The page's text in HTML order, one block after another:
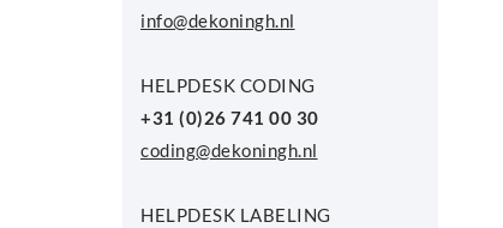
info@dekoningh.nl
HELPDESK CODING
+31 (0)26 741 00 30
coding@dekoningh.nl
HELPDESK LABELING